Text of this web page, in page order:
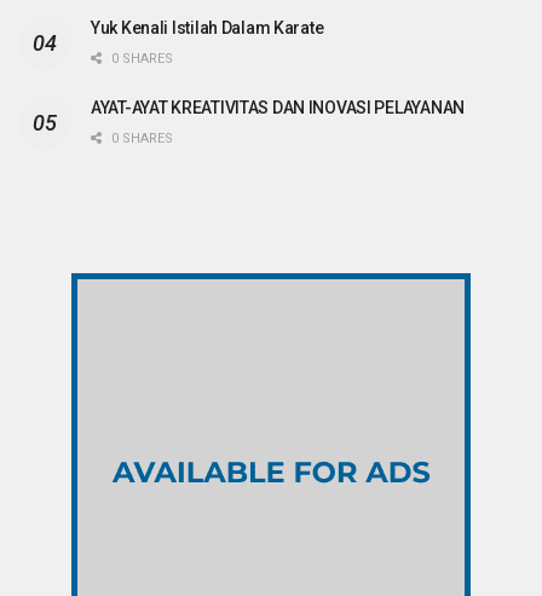
Yuk Kenali Istilah Dalam Karate
0 SHARES
AYAT-AYAT KREATIVITAS DAN INOVASI PELAYANAN
0 SHARES